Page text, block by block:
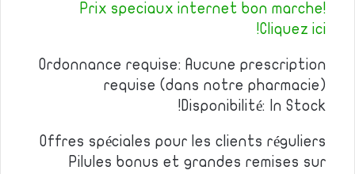
Prix speciaux internet bon marche!
Cliquez ici!
Ordonnance requise: Aucune prescription
requise (dans notre pharmacie)
Disponibilité: In Stock!
Offres spéciales pour les clients réguliers
Pilules bonus et grandes remises sur